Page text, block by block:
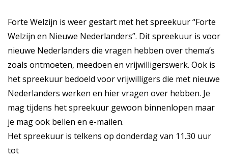
Forte Welzijn is weer gestart met het spreekuur “Forte
Welzijn en Nieuwe Nederlanders”. Dit spreekuur is voor
nieuwe Nederlanders die vragen hebben over thema’s
zoals ontmoeten, meedoen en vrijwilligerswerk. Ook is
het spreekuur bedoeld voor vrijwilligers die met nieuwe
Nederlanders werken en hier vragen over hebben. Je
mag tijdens het spreekuur gewoon binnenlopen maar
je mag ook bellen en e-mailen.
Het spreekuur is telkens op donderdag van 11.30 uur
tot